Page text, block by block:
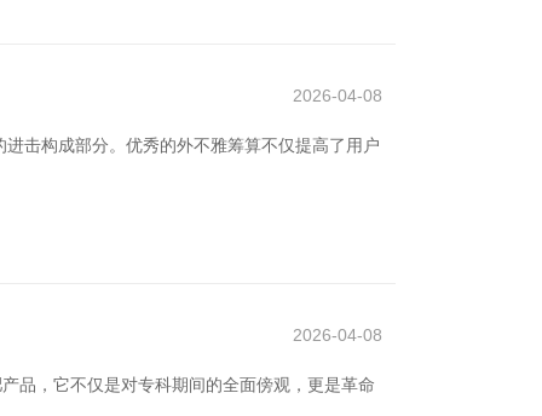
2026-04-08
击构成部分。优秀的外不雅筹算不仅提高了用户
2026-04-08
品，它不仅是对专科期间的全面傍观，更是革命